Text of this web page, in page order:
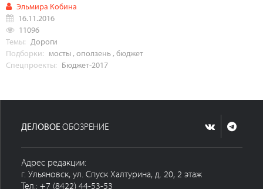
Эльмира Кобина
16.11.2016
11096
Темы: Дороги
Подборки: мосты,оползень,бюджет
Спецпроекты: Бюджет-2017
ДЕЛОВОЕОБОЗРЕНИЕ
Адрес редакции:
г. Ульяновск, ул. Спуск Халтурина, д. 20, 2 этаж
Тел.: +7 (8422) 44-53-53